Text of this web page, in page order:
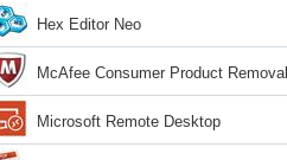
Hex Editor Neo
McAfee Consumer Product Removal
Tool
Microsoft Remote Desktop